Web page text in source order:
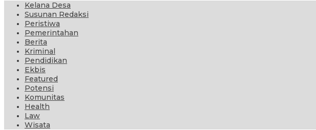
Kelana Desa
Susunan Redaksi
Peristiwa
Pemerintahan
Berita
Kriminal
Pendidikan
Ekbis
Featured
Potensi
Komunitas
Health
Law
Wisata